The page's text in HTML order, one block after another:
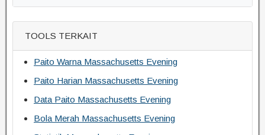
TOOLS TERKAIT
Paito Warna Massachusetts Evening
Paito Harian Massachusetts Evening
Data Paito Massachusetts Evening
Bola Merah Massachusetts Evening